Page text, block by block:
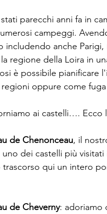
parecchi anni fa in
campeggi.
includendo anche
regione della Loira in
è possibile pianificare
oppure come
ai castelli…. Ecco
de Chenonceau, il
dei castelli più visitati
trascorso qui un intero
de Cheverny: adoriamo